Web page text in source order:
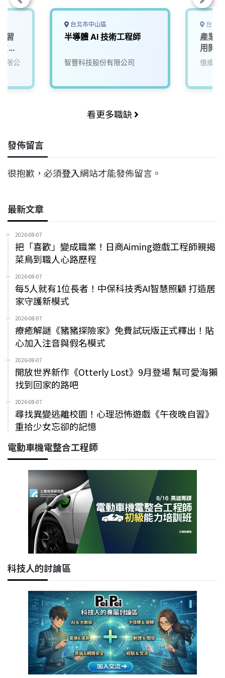
習
(大
限公
台北市中山區
半導體 AI 技術工程師
智豐科技股份有限公司
台中
產業
用開
億威電
看更多職缺
發佈留言
很抱歉，必須登入網站才能發佈留言。
最新文章
2026-08-07
把「喜歡」變成職業！日商Aiming遊戲工程師親揭
菜鳥到職人心路歷程
2026-08-07
每5人就有1位長者！中保科技秀AI智慧照顧 打造居
家守護新模式
2026-08-07
療癒解謎《豬豬探險家》免費試玩版正式釋出！貼
心加入注音與假名模式
2026-08-07
開放世界新作《Otterly Lost》9月登場 幫可愛海獺
找到回家的路吧
2026-08-07
尋找異變逃離校園！心理恐怖遊戲《午夜晚自習》
重拾少女忘卻的記憶
電動車機電整合工程師
科技人的討論區